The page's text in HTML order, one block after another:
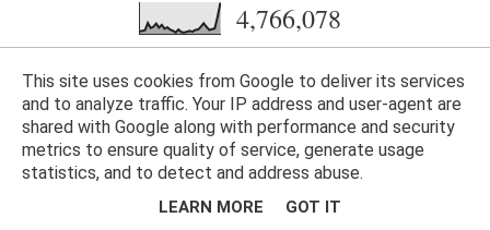
4,766,078
This site uses cookies from Google to deliver its services
and to analyze traffic. Your IP address and user-agent are
shared with Google along with performance and security
metrics to ensure quality of service, generate usage
statistics, and to detect and address abuse.
LEARN MORE GOT IT